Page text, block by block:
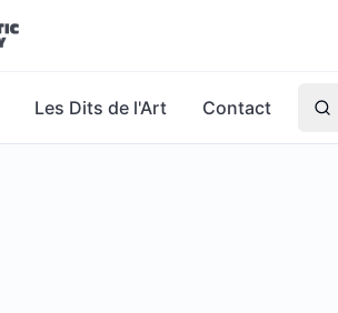
Les Dits de l'Art Contact